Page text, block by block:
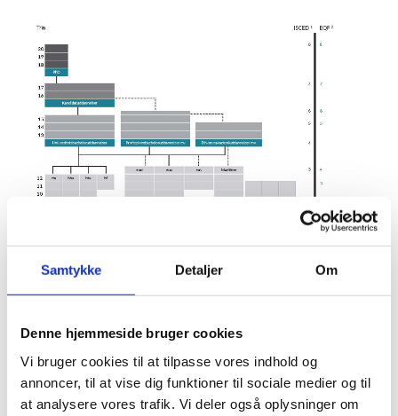
Samtykke Detaljer Om
Denne hjemmeside bruger cookies
Vi bruger cookies til at tilpasse vores indhold og
annoncer, til at vise dig funktioner til sociale medier og til
at analysere vores trafik. Vi deler også oplysninger om